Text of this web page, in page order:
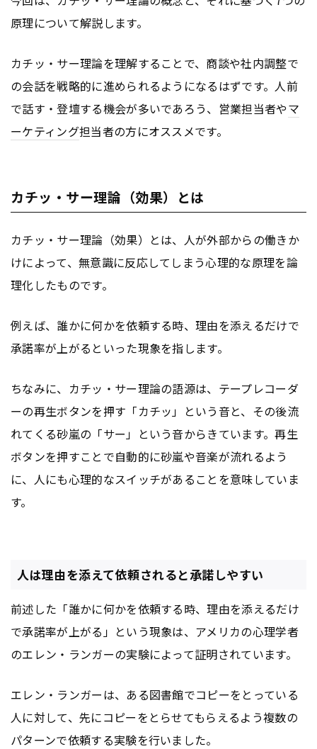
原理について解説します。
カチッ・サー理論を理解することで、商談や社内調整で
の会話を戦略的に進められるようになるはずです。人前
で話す・登壇する機会が多いであろう、営業担当者やマ
ーケティング担当者の方にオススメです。
カチッ・サー理論（効果）とは
カチッ・サー理論（効果）とは、人が外部からの働きか
けによって、無意識に反応してしまう心理的な原理を論
理化したものです。
例えば、誰かに何かを依頼する時、理由を添えるだけで
承諾率が上がるといった現象を指します。
ちなみに、カチッ・サー理論の語源は、テープレコーダ
ーの再生ボタンを押す「カチッ」という音と、その後流
れてくる砂嵐の「サー」という音からきています。再生
ボタンを押すことで自動的に砂嵐や音楽が流れるよう
に、人にも心理的なスイッチがあることを意味していま
す。
人は理由を添えて依頼されると承諾しやすい
前述した「誰かに何かを依頼する時、理由を添えるだけ
で承諾率が上がる」という現象は、アメリカの心理学者
のエレン・ランガーの実験によって証明されています。
エレン・ランガーは、ある図書館でコピーをとっている
人に対して、先にコピーをとらせてもらえるよう複数の
パターンで依頼する実験を行いました。